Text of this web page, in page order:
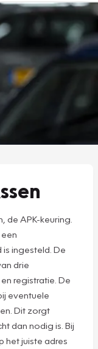
de APK-keuring.
ingesteld. De
drie
registratie. De
eventuele
Dit zorgt
dan nodig is. Bij
het juiste adres